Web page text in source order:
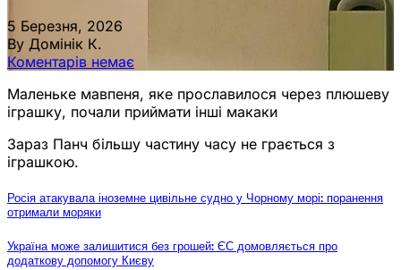
5 Березня, 2026
By Домінік К.
Коментарів немає
Маленьке мавпеня, яке прославилося через плюшеву
іграшку, почали приймати інші макаки
Зараз Панч більшу частину часу не грається з
іграшкою.
Росія атакувала іноземне цивільне судно у Чорному морі: поранення
отримали моряки
Україна може залишитися без грошей: ЄС домовляється про
додаткову допомогу Києву